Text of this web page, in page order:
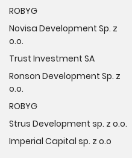
ROBYG
Novisa Development Sp. z
o.o.
Trust Investment SA
Ronson Development Sp. z
o.o.
ROBYG
Strus Development sp. z o.o.
Imperial Capital sp. z o.o